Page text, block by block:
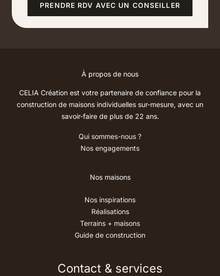
d’emploiPRENDRE RDV AVEC UN CONSEILLER
À propos de nous
CELIA Création est votre partenaire de confiance pour la
construction de maisons individuelles sur-mesure, avec un
savoir-faire de plus de 22 ans.
Qui sommes-nous ?
Nos engagements
Nos maisons
Nos inspirations
Réalisations
Terrains + maisons
Guide de construction
Contact & services